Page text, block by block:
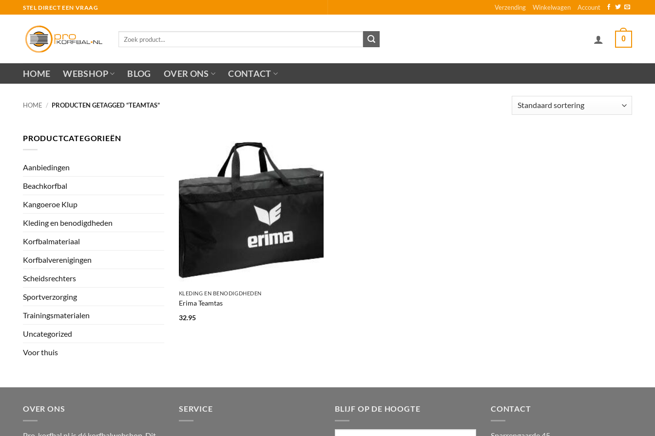
naar
STEL DIRECT EEN VRAAG Verzending Winkelwagen Account
0
HOME WEBSHOP BLOG OVER ONS CONTACT
HOME / PRODUCTEN GETAGGED “TEAMTAS”
PRODUCTCATEGORIEËN
Aanbiedingen
Beachkorfbal
Kangoeroe Klup
Kleding en benodigdheden
Korfbalmateriaal
Korfbalverenigingen
Scheidsrechters
Sportverzorging
Trainingsmaterialen
Uncategorized
Voor thuis
+
KLEDING EN BENODIGDHEDEN
Erima Teamtas
32.95
OVER ONS SERVICE BLIJF OP DE HOOGTE CONTACT